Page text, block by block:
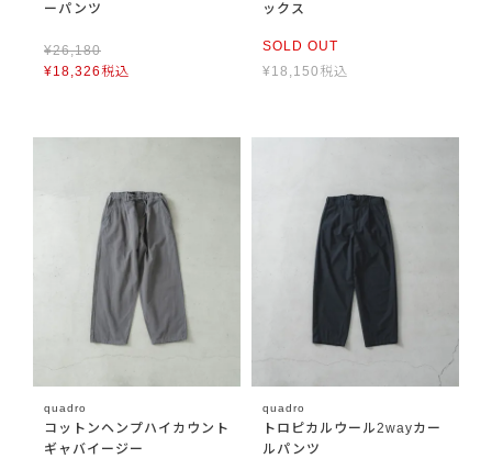
ーパンツ
¥26,180
¥18,326税込
ックス
SOLD OUT
¥18,150 税込
quadro
コットンヘンプハイカウント
ギャバイージー
quadro
トロピカルウール2wayカー
ルパンツ